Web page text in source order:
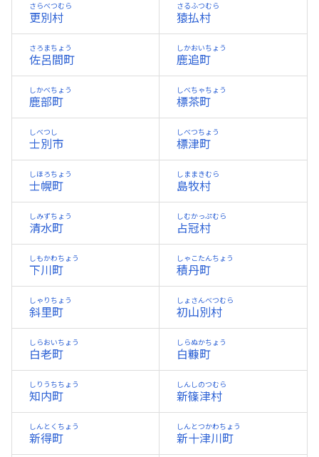
更別村
さらべつむら
猿払村
さるふつむら
佐呂間町
さろまちょう
鹿追町
しかおいちょう
鹿部町
しかべちょう
標茶町
しべちゃちょう
士別市
しべつし
標津町
しべつちょう
士幌町
しほろちょう
島牧村
しままきむら
清水町
しみずちょう
占冠村
しむかっぷむら
下川町
しもかわちょう
積丹町
しゃこたんちょう
斜里町
しゃりちょう
初山別村
しょさんべつむら
白老町
しらおいちょう
白糠町
しらぬかちょう
知内町
しりうちちょう
新篠津村
しんしのつむら
新得町
しんとくちょう
新十津川町
しんとつかわちょう